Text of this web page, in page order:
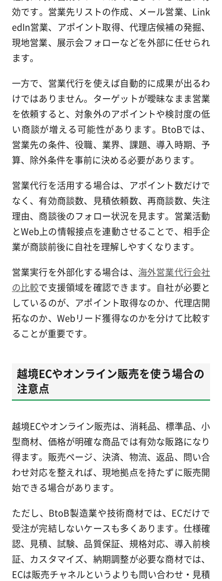
効です。営業先リストの作成、メール営業、Link
edIn営業、アポイント取得、代理店候補の発掘、
現地営業、展示会フォローなどを外部に任せられ
ます。
一方で、営業代行を使えば自動的に成果が出るわ
けではありません。ターゲットが曖昧なまま営業
を依頼すると、対象外のアポイントや検討度の低
い商談が増える可能性があります。BtoBでは、
営業先の条件、役職、業界、課題、導入時期、予
算、除外条件を事前に決める必要があります。
営業代行を活用する場合は、アポイント数だけで
なく、有効商談数、見積依頼数、再商談数、失注
理由、商談後のフォロー状況を見ます。営業活動
とWeb上の情報接点を連動させることで、相手企
業が商談前後に自社を理解しやすくなります。
営業実行を外部化する場合は、 海外営業代行会社
の比較で支援領域を確認できます。自社が必要と
しているのが、アポイント取得なのか、代理店開
拓なのか、Webリード獲得なのかを分けて比較す
ることが重要です。
越境ECやオンライン販売を使う場合の
注意点
越境ECやオンライン販売は、消耗品、標準品、小
型商材、価格が明確な商品では有効な販路になり
得ます。販売ページ、決済、物流、返品、問い合
わせ対応を整えれば、現地拠点を持たずに販売開
始できる場合があります。
ただし、BtoB製造業や技術商材では、ECだけで
受注が完結しないケースも多くあります。仕様確
認、見積、試験、品質保証、規格対応、導入前検
証、カスタマイズ、納期調整が必要な商材では、
ECは販売チャネルというよりも問い合わせ・見積